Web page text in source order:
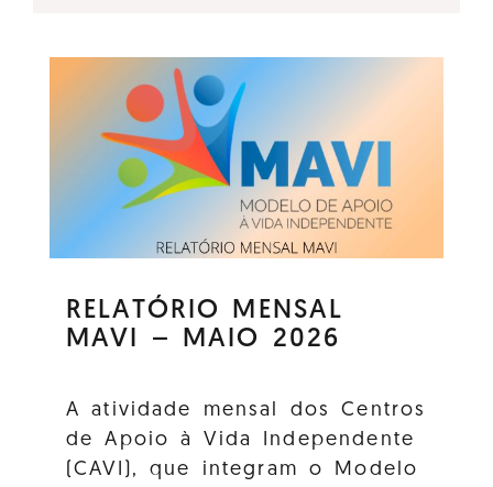
RELATÓRIO MENSAL
MAVI – MAIO 2026
A atividade mensal dos Centros
de Apoio à Vida Independente
(CAVI), que integram o Modelo